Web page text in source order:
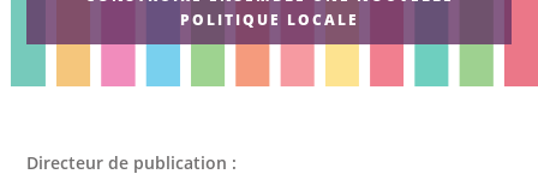
POLITIQUE LOCALE
Directeur de publication :